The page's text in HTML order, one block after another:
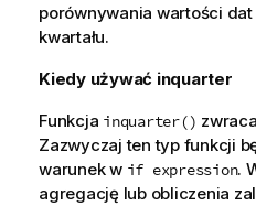
porównywania wartości
kwartału.
Kiedy używać inquarter
Funkcja inquarter()
Zazwyczaj ten typ funkcji
warunek w if expression.
agregację lub obliczenia